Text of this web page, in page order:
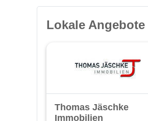
Lokale Angebote
Thomas Jäschke
Immobilien